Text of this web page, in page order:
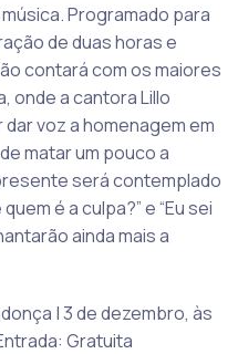
Programado para
de duas horas e
contará com os maiores
onde a cantora Lillo
voz a homenagem em
matar um pouco a
será contemplado
é a culpa?” e “Eu sei
ainda mais a
| 3 de dezembro, às
Gratuita